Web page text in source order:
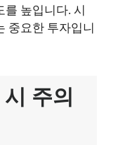
를 높입니다. 시
중요한 투자입니
주의